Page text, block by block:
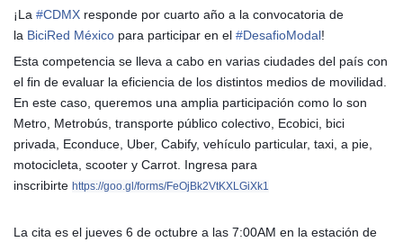
¡La #CDMX responde por cuarto año a la convocatoria de
la BiciRed México para participar en el #DesafioModal!
Esta competencia se lleva a cabo en varias ciudades del país con
el fin de evaluar la eficiencia de los distintos medios de movilidad.
En este caso, queremos una amplia participación como lo son
Metro, Metrobús, transporte público colectivo, Ecobici, bici
privada, Econduce, Uber, Cabify, vehículo particular, taxi, a pie,
motocicleta, scooter y Carrot. Ingresa para
inscribirte https://goo.gl/forms/FeOjBk2VtKXLGiXk1
La cita es el jueves 6 de octubre a las 7:00AM en la estación de